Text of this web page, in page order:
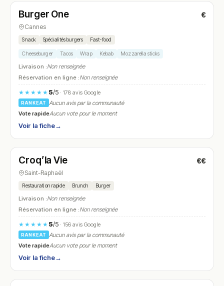
N° 8
Burger One €
Cannes
Snack Spécialités burgers Fast-food
Cheeseburger Tacos Wrap Kebab Mozzarella sticks
Livraison :Non renseignée
Réservation en ligne :Non renseignée
★★★★★ 5/5· 178 avis Google
RANKEAT
Aucun avis par la communauté
Vote rapideAucun vote pour le moment
Voir la fiche→
N° 9
Croq’la Vie €€
Saint-Raphaël
Restauration rapide Brunch Burger
Livraison :Non renseignée
Réservation en ligne :Non renseignée
★★★★★ 5/5· 156 avis Google
RANKEAT
Aucun avis par la communauté
Vote rapideAucun vote pour le moment
Voir la fiche→